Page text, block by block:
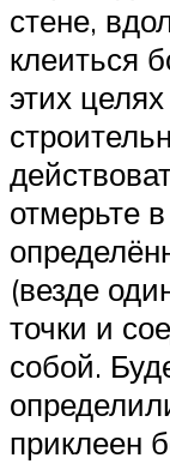
стене,
клеиться
этих
отмерьте
(везде
точки и
собой.
приклеен